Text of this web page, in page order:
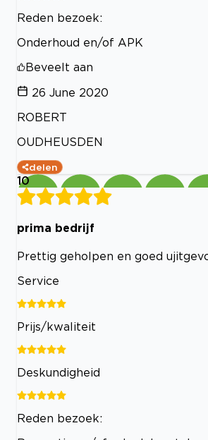
Reden bezoek:
Onderhoud en/of APK
Beveelt aan
26 June 2020
ROBERT
OUDHEUSDEN
delen
10
prima bedrijf
Prettig geholpen en goed
Service
Prijs/kwaliteit
Deskundigheid
Reden bezoek: